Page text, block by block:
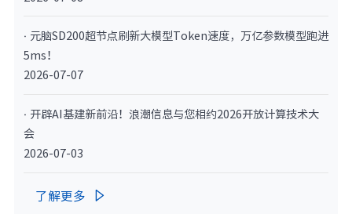
· 元脑SD200超节点刷新大模型Token速度，万亿参数模型跑进
5ms！
2026-07-07
· 开辟AI基建新前沿！浪潮信息与您相约2026开放计算技术大
会
2026-07-03
了解更多 